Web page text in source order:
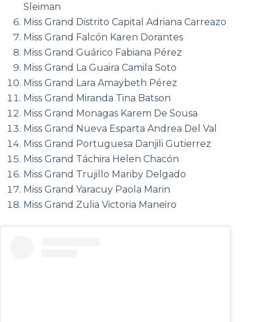
Sleiman
Miss Grand Distrito Capital Adriana Carreazo
Miss Grand Falcón Karen Dorantes
Miss Grand Guárico Fabiana Pérez
Miss Grand La Guaira Camila Soto
Miss Grand Lara Amaybeth Pérez
Miss Grand Miranda Tina Batson
Miss Grand Monagas Karem De Sousa
Miss Grand Nueva Esparta Andrea Del Val
Miss Grand Portuguesa Danjili Gutierrez
Miss Grand Táchira Helen Chacón
Miss Grand Trujillo Mariby Delgado
Miss Grand Yaracuy Paola Marin
Miss Grand Zulia Victoria Maneiro